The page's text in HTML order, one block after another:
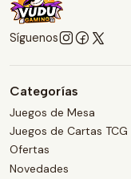
Síguenos
Categorías
Juegos de Mesa
Juegos de Cartas TCG
Ofertas
Novedades